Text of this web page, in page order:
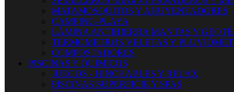
MATAMOSQUITOS Y AHUYENTADORES
CAMPING-PLAYA
LÁMINA ANTIHIERBA MANTAS Y
TERMOMETROS VELETAS Y
COMPOSTADORES
PISCINAS Y QUIMICOS
JUEGOS - HINCHABLES Y RELAX
PISCINAS SUPERFICIE Y SPAS